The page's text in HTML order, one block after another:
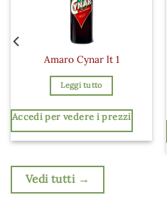
Amaro Cynar lt 1
Leggi tutto
Accedi per vedere i prezzi
Vedi tutti →